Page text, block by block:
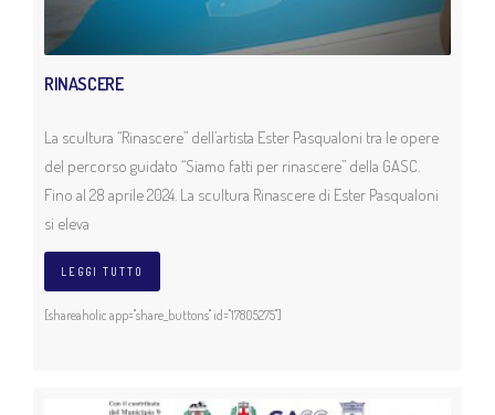
RINASCERE
La scultura “Rinascere” dell’artista Ester Pasqualoni tra le opere
del percorso guidato “Siamo fatti per rinascere” della GASC.
Fino al 28 aprile 2024. La scultura Rinascere di Ester Pasqualoni
si eleva
LEGGI TUTTO
[shareaholic app="share_buttons" id="17805275"]